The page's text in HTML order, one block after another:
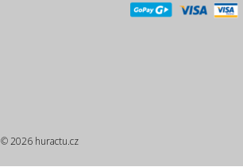
© 2026 huractu.cz